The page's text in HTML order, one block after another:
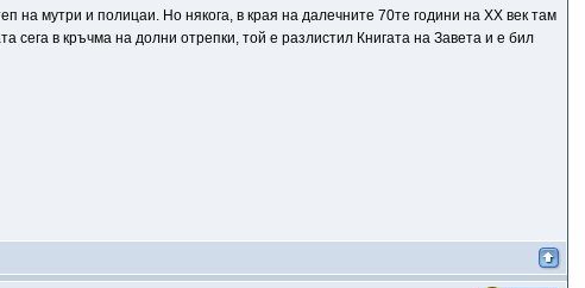
на мутри и полицаи. Но някога, в края на далечните 70те години на ХХ век там
в кръчма на долни отрепки, той е разлистил Книгата на Завета и е бил